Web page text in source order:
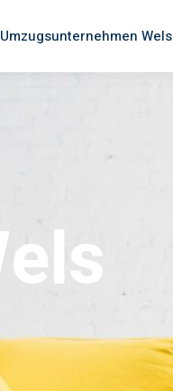
Umzugsunternehmen Wels